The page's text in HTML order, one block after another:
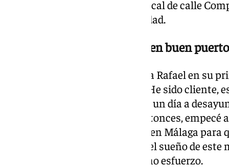
nació en 1949, en un pequeño local de calle
etapa sin renunciar a su identidad.
Una negociación que acaba en buen puerto
«Me siento afortunado», asegura Rafael en su
entrevista concedida a 101TV. «He sido cliente,
tenido la suerte de cogerlo. Vine un día a
me dijeron que se jubilaban. Entonces, empecé
oportunidad para rescatar algo en Málaga para
forma tan natural, comenzaba el sueño de
hacerse con él después de mucho esfuerzo.